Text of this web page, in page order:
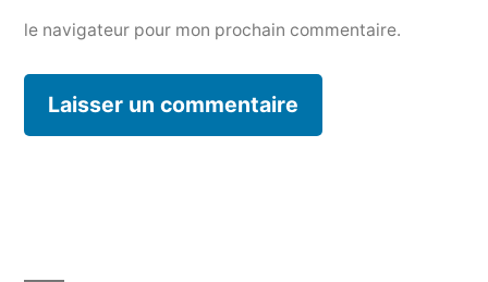
le navigateur pour mon prochain commentaire.